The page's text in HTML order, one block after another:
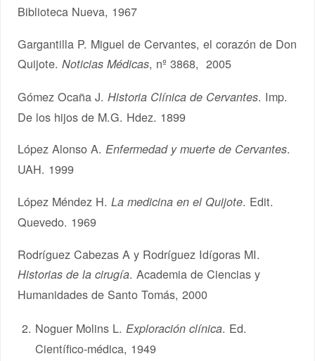
Biblioteca Nueva, 1967
Gargantilla P. Miguel de Cervantes, el corazón de Don
Quijote.Noticias Médicas, nº 3868, 2005
Gómez Ocaña J.Historia Clínica de Cervantes. Imp.
De los hijos de M.G. Hdez. 1899
López Alonso A.Enfermedad y muerte de Cervantes.
UAH. 1999
López Méndez H.La medicina en el Quijote. Edit.
Quevedo. 1969
Rodríguez Cabezas A y Rodríguez Idígoras MI.
Historias de la cirugía. Academia de Ciencias y
Humanidades de Santo Tomás, 2000
Noguer Molins L. Exploración clínica. Ed.
Científico-médica, 1949